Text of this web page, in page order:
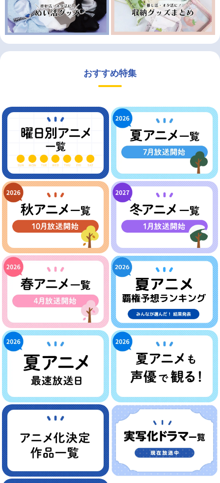
おすすめ特集